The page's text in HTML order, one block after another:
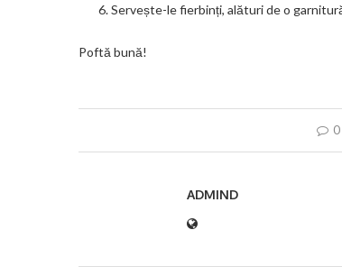
Servește-le fierbinți, alături de o
Poftă bună!
ADMIND